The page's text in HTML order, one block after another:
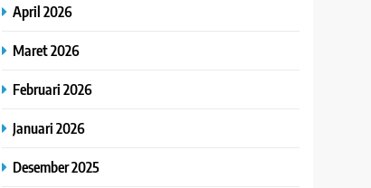
April 2026
Maret 2026
Februari 2026
Januari 2026
Desember 2025